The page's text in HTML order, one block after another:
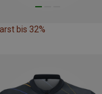
bis 32%